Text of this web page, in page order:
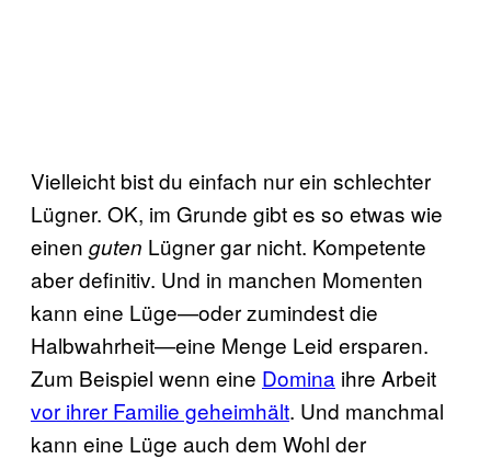
Vielleicht bist du einfach nur ein schlechter
Lügner. OK, im Grunde gibt es so etwas wie
einen guten Lügner gar nicht. Kompetente
aber definitiv. Und in manchen Momenten
kann eine Lüge—oder zumindest die
Halbwahrheit—eine Menge Leid ersparen.
Zum Beispiel wenn eine Domina ihre Arbeit
vor ihrer Familie geheimhält. Und manchmal
kann eine Lüge auch dem Wohl der